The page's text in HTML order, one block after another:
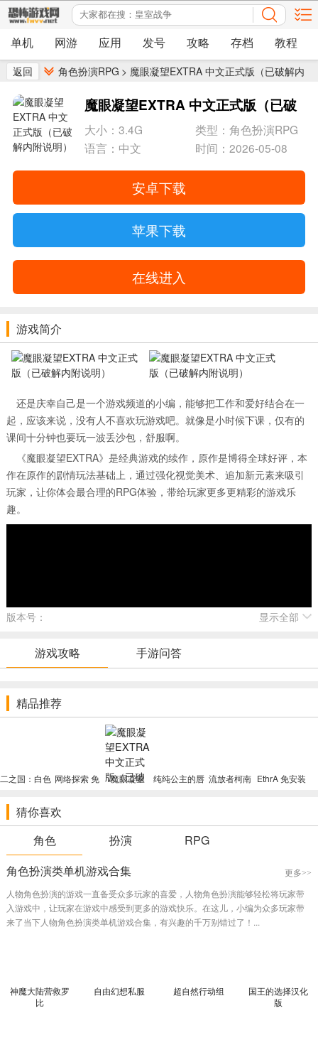
单机 网游 应用 发号 攻略 存档 教程
返回 角色扮演RPG > 魔眼凝望EXTRA 中文正式版（已破解内
魔眼凝望EXTRA 中文正式版（已破
解内附说明）
- 原作是博得全球好评
大小：3.4G
类型：角色扮演RPG
语言：中文
时间：2026-05-08
安卓下载
苹果下载
在线进入
游戏简介
还是庆幸自己是一个游戏频道的小编，能够把工作和爱好结合在一
起，应该来说，没有人不喜欢玩游戏吧。就像是小时候下课，仅有的
课间十分钟也要玩一波丢沙包，舒服啊。
《魔眼凝望EXTRA》是经典游戏的续作，原作是博得全球好评，本
作在原作的剧情玩法基础上，通过强化视觉美术、追加新元素来吸引
玩家，让你体会最合理的RPG体验，带给玩家更多更精彩的游戏乐
趣。
【恐怖游戏网】《魔眼凝望EXTRA》发售预告片
魔眼凝望EXTRA成就有什么？
魔眼凝望EXTRA成就共有42项成就
具体成就解锁方法请点击
览
游戏玩法
地图探索
版本号： 显示全部
游戏攻略 手游问答
精品推荐
二之国：白色
完全版（完全
破解内附说
网络探索 免
破解版内附说
明）
魔眼凝望
纯纯公主的唇
文版（官方破
解内附说明）
流放者柯南
说明）
EthrA 免安装
猜你喜欢
角色
扮演
RPG
角色扮演类单机游戏合集
更多>>
人物角色扮演的游戏一直备受众多玩家的喜爱，人物角色扮演能够轻松将玩家带
入游戏中，让玩家在游戏中感受到更多的游戏快乐。在这儿，小编为众多玩家带
来了当下人物角色扮演类单机游戏合集，有兴趣的千万别错过了！...
神魔大陆营救罗
比
自由幻想私服 超自然行动组
国王的选择汉化
版